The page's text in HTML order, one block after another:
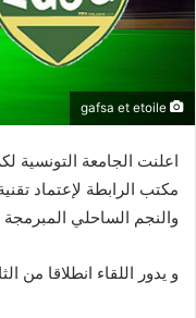
اعلنت الجامعة التونسية
مكتب الرابطة لإعتماد
والنجم الساحلي المبرمجة
و يدور اللقاء انطلاقا من